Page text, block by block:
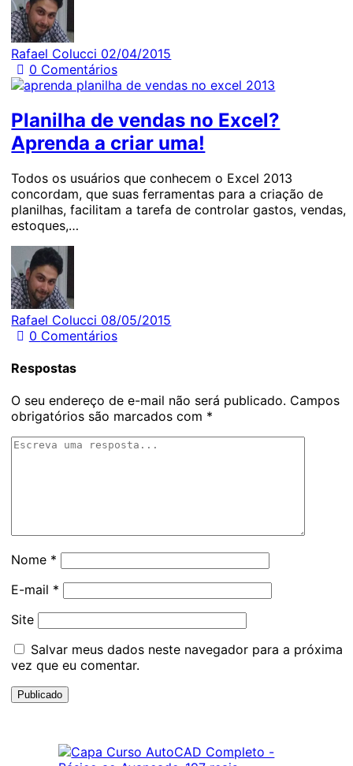
Rafael Colucci 02/04/2015
0 Comentários
Planilha de vendas no Excel?
Aprenda a criar uma!
Todos os usuários que conhecem o Excel 2013
concordam, que suas ferramentas para a criação de
planilhas, facilitam a tarefa de controlar gastos, vendas,
estoques,…
Rafael Colucci 08/05/2015
0 Comentários
Respostas
O seu endereço de e-mail não será publicado. Campos
obrigatórios são marcados com *
Nome *
E-mail *
Site
Salvar meus dados neste navegador para a próxima
vez que eu comentar.